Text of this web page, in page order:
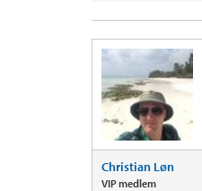
Christian Løn
VIP medlem